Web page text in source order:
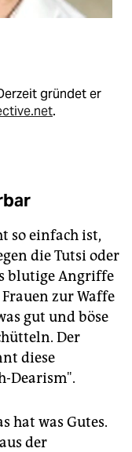
gründet er
.
so einfach ist,
die Tutsi oder
blutige Angriffe
zur Waffe
gut und böse
Der
diese
Dearism".
hat was Gutes.
der